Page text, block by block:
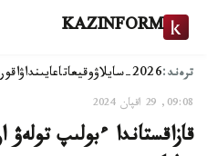
KAZINFORM
ترەند:2026-سايلاۋ وقيعاتاعايىنداۋ
09:08, 29 اقپان 2024
قازاقستاندا ءبولىپ